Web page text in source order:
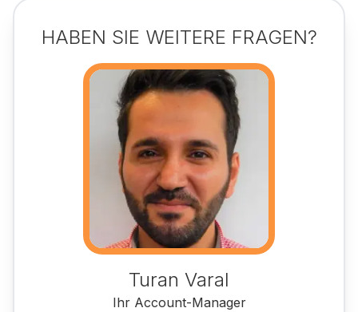
HABEN SIE WEITERE FRAGEN?
Turan Varal
Ihr Account-Manager